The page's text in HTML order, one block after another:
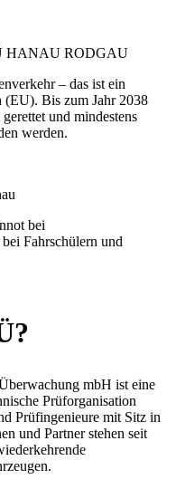
– das ist ein
Bis zum Jahr 2038
und mindestens
werden.
bei
Fahrschülern und
mbH ist eine
Prüforganisation
Prüfingenieure mit Sitz in
und Partner stehen seit